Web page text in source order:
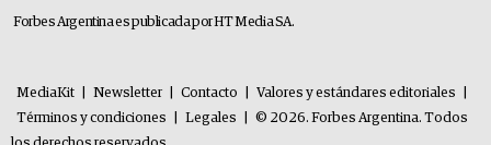
Forbes Argentina es publicada por HT Media SA.
MediaKit Newsletter Contacto Valores y estándares editoriales
Términos y condiciones
Legales
© 2026. Forbes Argentina. Todos